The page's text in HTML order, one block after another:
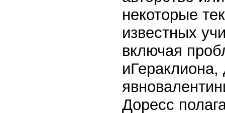
некоторые
известных
включая
иГераклиона,
Доресс